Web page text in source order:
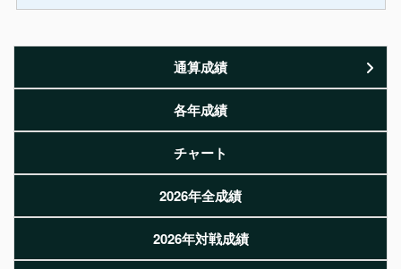
通算成績
各年成績
チャート
2026年全成績
2026年対戦成績